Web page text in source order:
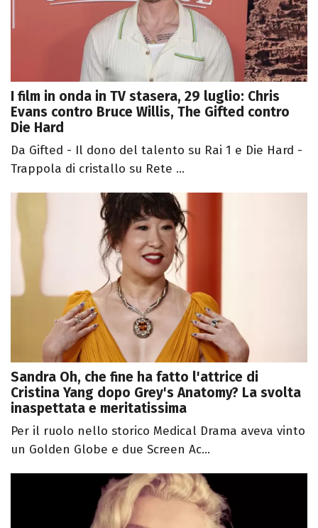
I film in onda in TV stasera, 29 luglio: Chris
Evans contro Bruce Willis, The Gifted contro
Die Hard
Da Gifted - Il dono del talento su Rai 1 e Die Hard -
Trappola di cristallo su Rete ...
Sandra Oh, che fine ha fatto l'attrice di
Cristina Yang dopo Grey's Anatomy? La svolta
inaspettata e meritatissima
Per il ruolo nello storico Medical Drama aveva vinto
un Golden Globe e due Screen Ac...